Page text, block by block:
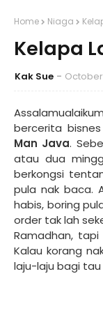
Home Niaga
Kelapa
Kak Sue October
bercerita
Man Java.
atau dua
berkongsi
pula nak baca.
habis, boring
order tak lah
Ramadhan,
Kalau korang
laju-laju bagi tau